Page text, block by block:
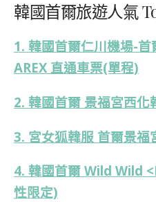
韓國首爾旅遊人氣
1. 韓國首爾仁川機場-
AREX 直通車票(單程)
2. 韓國首爾 景福宮西化
3. 宮女狐韓服 首爾景福
4. 韓國首爾 Wild Wild
性限定)